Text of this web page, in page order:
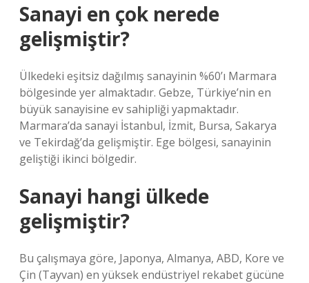
Sanayi en çok nerede
gelişmiştir?
Ülkedeki eşitsiz dağılmış sanayinin %60’ı Marmara
bölgesinde yer almaktadır. Gebze, Türkiye’nin en
büyük sanayisine ev sahipliği yapmaktadır.
Marmara’da sanayi İstanbul, İzmit, Bursa, Sakarya
ve Tekirdağ’da gelişmiştir. Ege bölgesi, sanayinin
geliştiği ikinci bölgedir.
Sanayi hangi ülkede
gelişmiştir?
Bu çalışmaya göre, Japonya, Almanya, ABD, Kore ve
Çin (Tayvan) en yüksek endüstriyel rekabet gücüne